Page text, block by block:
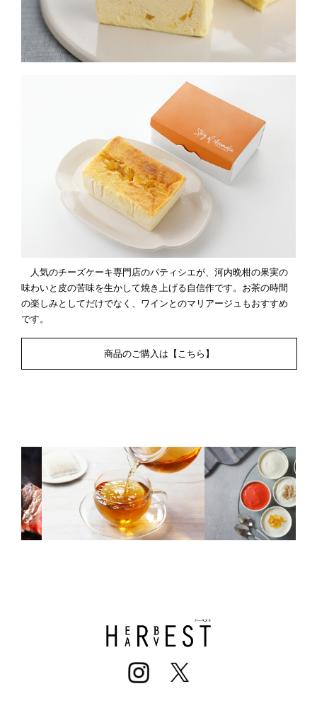
人気のチーズケーキ専門店のパティシエが、河内晩柑の果実の
味わいと皮の苦味を生かして焼き上げる自信作です。お茶の時間
の楽しみとしてだけでなく、ワインとのマリアージュもおすすめ
です。
商品のご購入は【こちら】